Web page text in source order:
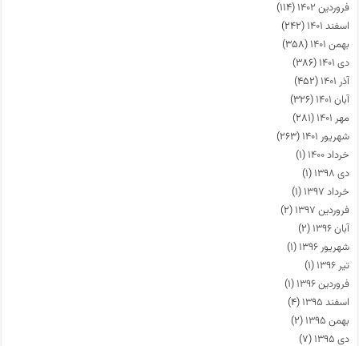
فروردین ۱۴۰۲
(۱۱۴)
اسفند ۱۴۰۱
(۲۴۲)
بهمن ۱۴۰۱
(۳۵۸)
دی ۱۴۰۱
(۳۸۶)
آذر ۱۴۰۱
(۴۵۲)
آبان ۱۴۰۱
(۳۲۶)
مهر ۱۴۰۱
(۲۸۱)
شهریور ۱۴۰۱
(۲۶۳)
خرداد ۱۴۰۰
(۱)
دی ۱۳۹۸
(۱)
خرداد ۱۳۹۷
(۱)
فروردین ۱۳۹۷
(۲)
آبان ۱۳۹۶
(۲)
شهریور ۱۳۹۶
(۱)
تیر ۱۳۹۶
(۱)
فروردین ۱۳۹۶
(۱)
اسفند ۱۳۹۵
(۴)
بهمن ۱۳۹۵
(۲)
دی ۱۳۹۵
(۷)